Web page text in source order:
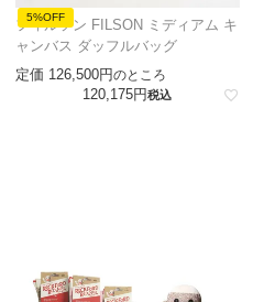
5%OFF
フィルソン FILSON ミディアム キ
ャンバス ダッフルバッグ
定価 126,500 のところ
120,175 税込